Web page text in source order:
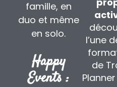
famille, en
duo et même
en solo.
Happy
Events :
l’une
de